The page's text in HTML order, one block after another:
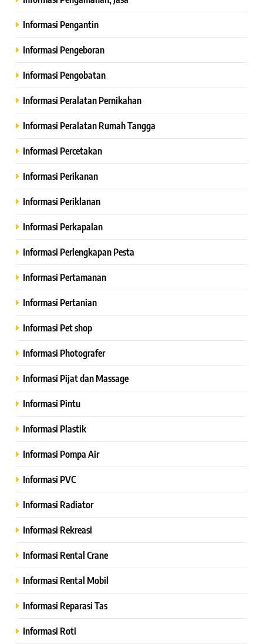
Informasi Pengantin
Informasi Pengeboran
Informasi Pengobatan
Informasi Peralatan Pernikahan
Informasi Peralatan Rumah Tangga
Informasi Percetakan
Informasi Perikanan
Informasi Periklanan
Informasi Perkapalan
Informasi Perlengkapan Pesta
Informasi Pertamanan
Informasi Pertanian
Informasi Pet shop
Informasi Photografer
Informasi Pijat dan Massage
Informasi Pintu
Informasi Plastik
Informasi Pompa Air
Informasi PVC
Informasi Radiator
Informasi Rekreasi
Informasi Rental Crane
Informasi Rental Mobil
Informasi Reparasi Tas
Informasi Roti